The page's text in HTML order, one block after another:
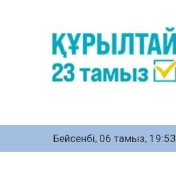
Бейсенбі, 06 тамыз, 19:53